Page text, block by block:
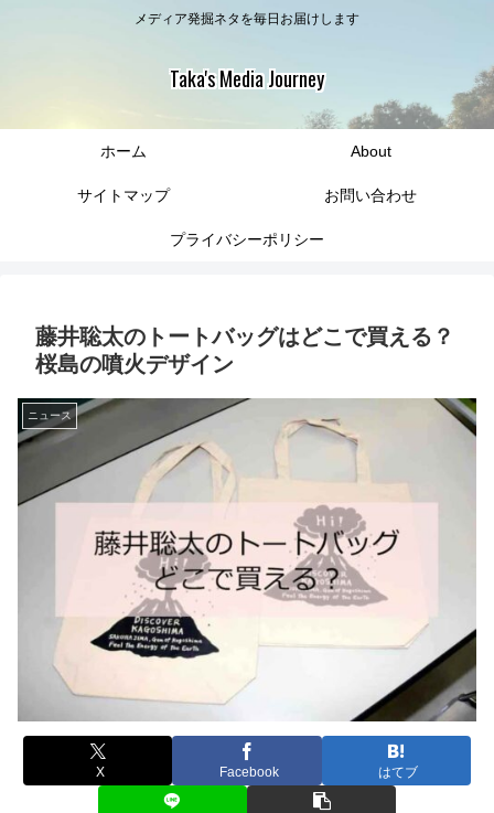
メディア発掘ネタを毎日お届けします
Taka's Media Journey
ホーム About
サイトマップ お問い合わせ
プライバシーポリシー
藤井聡太のトートバッグはどこで買える？
桜島の噴火デザイン
ニュース
X Facebook はてブ